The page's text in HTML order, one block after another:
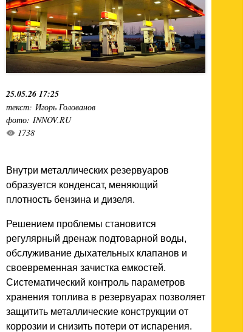
25.05.26 17:25
текст: Игорь Голованов
фото: INNOV.RU
1738
Внутри металлических резервуаров
образуется конденсат, меняющий
плотность бензина и дизеля.
Решением проблемы становится
регулярный дренаж подтоварной воды,
обслуживание дыхательных клапанов и
своевременная зачистка емкостей.
Систематический контроль параметров
хранения топлива в резервуарах позволяет
защитить металлические конструкции от
коррозии и снизить потери от испарения.